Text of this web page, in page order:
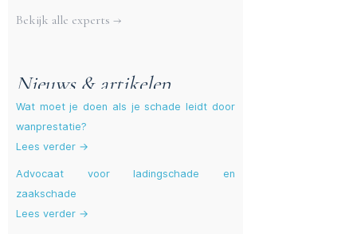
Meer experts
Bekijk alle experts →
Nieuws & artikelen
Wat moet je doen als je schade leidt door
wanprestatie?
Lees verder →
Advocaat voor ladingschade en
zaakschade
Lees verder →